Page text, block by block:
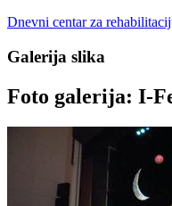
Dnevni centar za
Galerija slika
Foto galerija: I-